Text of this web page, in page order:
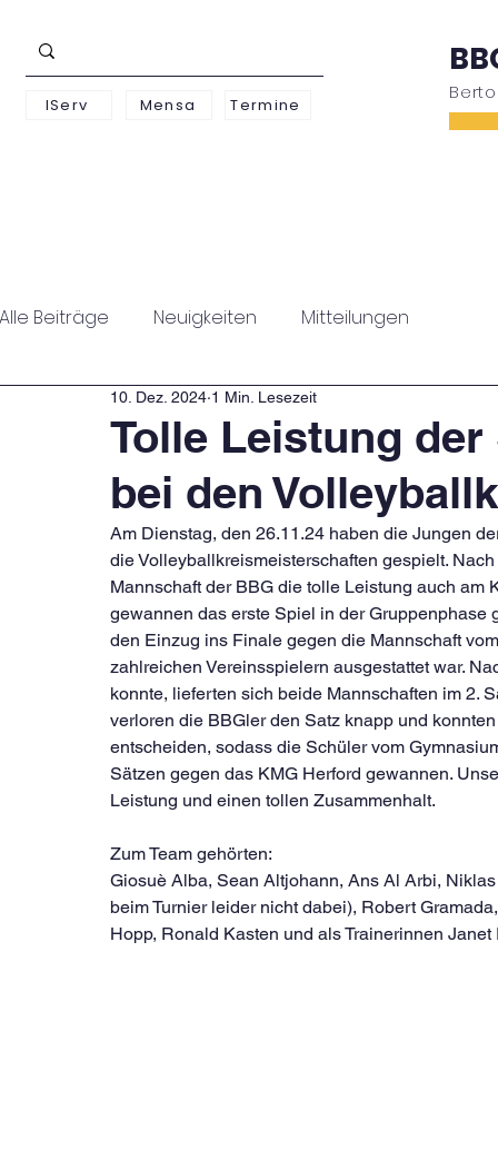
IServ Mensa Termine
Alle Beiträge Neuigkeiten Mitteilungen
Tolle Leistung
bei den
10. Dez. 2024 1 Min. Lesezeit
Am Dienstag, den 26.11.24 haben die Jungen
die Volleyballkreismeisterschaften gespielt.
Mannschaft der BBG die tolle Leistung auch
gewannen das erste Spiel in der
den Einzug ins Finale gegen die Mannschaft
zahlreichen Vereinsspielern ausgestattet war.
konnte, lieferten sich beide Mannschaften im 2.
verloren die BBGler den Satz knapp und
entscheiden, sodass die Schüler vom
Sätzen gegen das KMG Herford gewannen.
Leistung und einen tollen Zusammenhalt.
Zum Team gehörten:
Giosuè Alba, Sean Altjohann, Ans Al Arbi,
beim Turnier leider nicht dabei), Robert
Hopp, Ronald Kasten und als Trainerinnen